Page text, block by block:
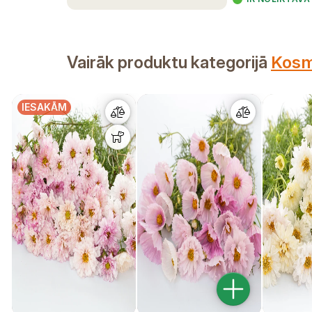
Vairāk produktu kategorijā
IESAKĀM